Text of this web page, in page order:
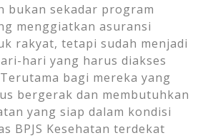
bukan sekadar program
menggiatkan asuransi
rakyat, tetapi sudah menjadi
hari yang harus diakses
bagi mereka yang
bergerak dan membutuhkan
yang siap dalam kondisi
BPJS Kesehatan terdekat